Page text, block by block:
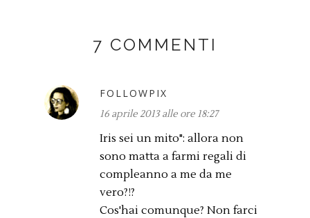
7 COMMENTI
FOLLOWPIX
16 aprile 2013 alle ore 18:27
Iris sei un mito": allora non
sono matta a farmi regali di
compleanno a me da me
vero?!?
Cos'hai comunque? Non farci